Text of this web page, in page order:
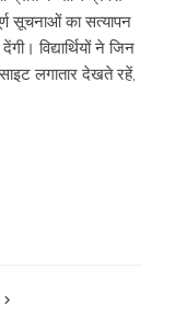
सूचनाओं का सत्यापन
विद्यार्थियों ने जिन
लगातार देखते रहें,